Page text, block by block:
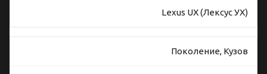
Lexus UX (Лексус УХ)
Поколение, Кузов